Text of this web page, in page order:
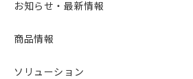
お知らせ・最新情報
商品情報
ソリューション